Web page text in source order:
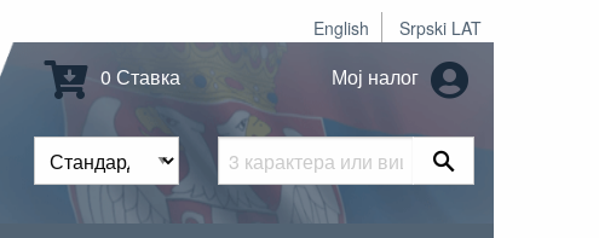
English Srpski LAT
0 Ставка Мој налог